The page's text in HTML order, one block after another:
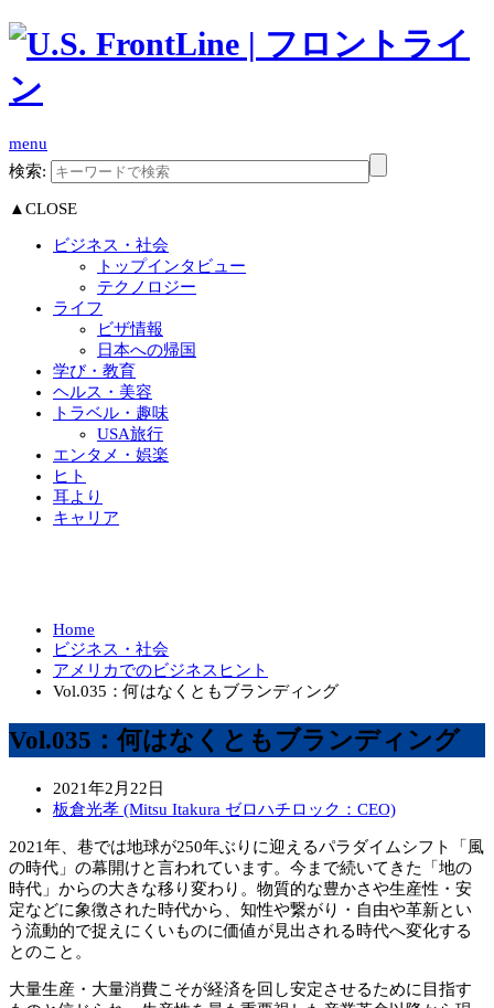
menu
検索:
▲CLOSE
ビジネス・社会
トップインタビュー
テクノロジー
ライフ
ビザ情報
日本への帰国
学び・教育
ヘルス・美容
トラベル・趣味
USA旅行
エンタメ・娯楽
ヒト
耳より
キャリア
Home
ビジネス・社会
アメリカでのビジネスヒント
Vol.035：何はなくともブランディング
Vol.035：何はなくともブランディング
2021年2月22日
板倉光孝 (Mitsu Itakura ゼロハチロック：CEO)
2021年、巷では地球が250年ぶりに迎えるパラダイムシフト「風
の時代」の幕開けと言われています。今まで続いてきた「地の
時代」からの大きな移り変わり。物質的な豊かさや生産性・安
定などに象徴された時代から、知性や繋がり・自由や革新とい
う流動的で捉えにくいものに価値が見出される時代へ変化する
とのこと。
大量生産・大量消費こそが経済を回し安定させるために目指す